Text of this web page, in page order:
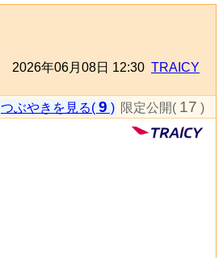
2026年06月08日 12:30 TRAICY
つぶやきを見る( 9 ) 限定公開( 17 )